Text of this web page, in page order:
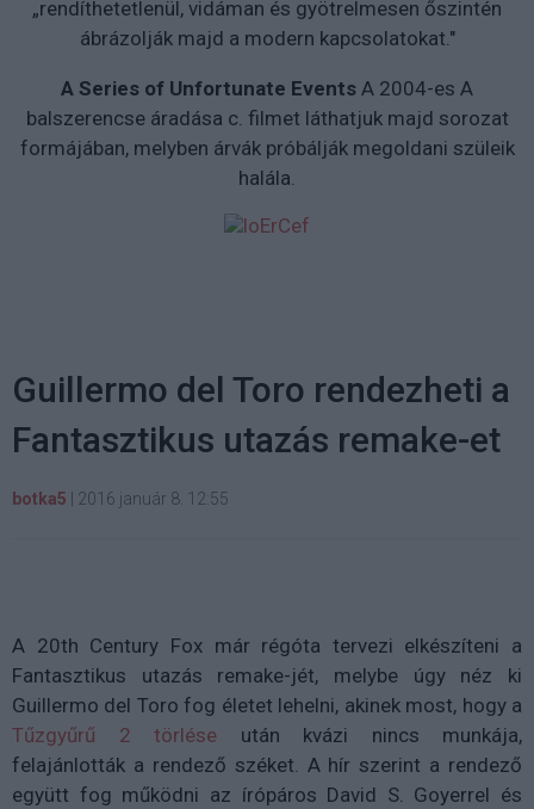
„rendíthetetlenül, vidáman és gyötrelmesen őszintén
ábrázolják majd a modern kapcsolatokat."
A Series of Unfortunate Events A 2004-es A
balszerencse áradása c. filmet láthatjuk majd sorozat
formájában, melyben árvák próbálják megoldani szüleik
halála.
Guillermo del Toro rendezheti a
Fantasztikus utazás remake-et
botka5 2016 január 8. 12:55
A 20th Century Fox már régóta tervezi elkészíteni a
Fantasztikus utazás remake-jét, melybe úgy néz ki
Guillermo del Toro fog életet lehelni, akinek most, hogy a
Tűzgyűrű 2 törlése után kvázi nincs munkája,
felajánlották a rendező széket. A hír szerint a rendező
együtt fog működni az írópáros David S. Goyerrel és